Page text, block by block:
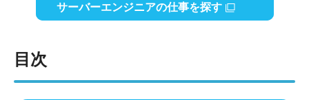
サーバーエンジニアの仕事を探す
目次